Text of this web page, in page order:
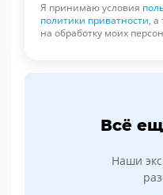
Я принимаю условия
политики приватности, а
на обработку моих
Всё
Наши